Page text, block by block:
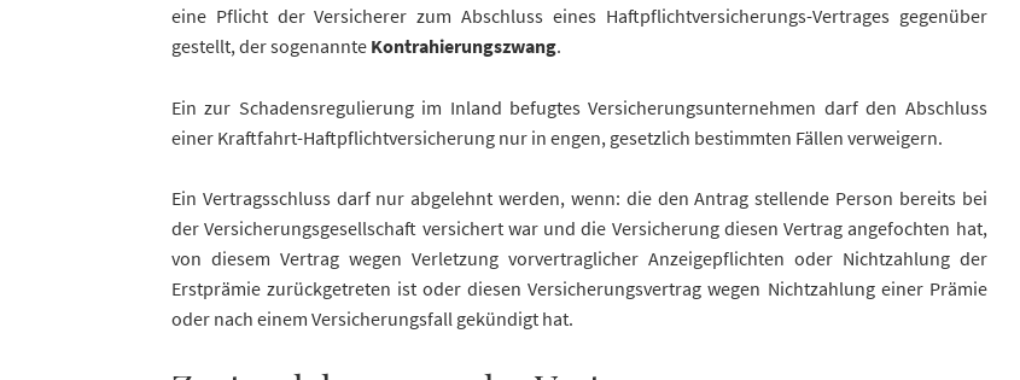
eine Pflicht der Versicherer zum Abschluss eines Haftpflichtversicherungs-Vertrages gegenüber
gestellt, der sogenannte Kontrahierungszwang.
Ein zur Schadensregulierung im Inland befugtes Versicherungsunternehmen darf den Abschluss
einer Kraftfahrt-Haftpflichtversicherung nur in engen, gesetzlich bestimmten Fällen verweigern.
Ein Vertragsschluss darf nur abgelehnt werden, wenn: die den Antrag stellende Person bereits bei
der Versicherungsgesellschaft versichert war und die Versicherung diesen Vertrag angefochten hat,
von diesem Vertrag wegen Verletzung vorvertraglicher Anzeigepflichten oder Nichtzahlung der
Erstprämie zurückgetreten ist oder diesen Versicherungsvertrag wegen Nichtzahlung einer Prämie
oder nach einem Versicherungsfall gekündigt hat.